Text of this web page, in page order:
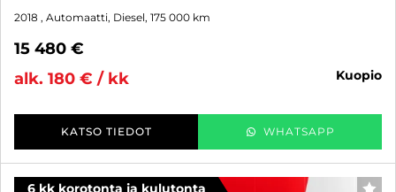
2018 , Automaatti, Diesel, 175 000 km
15 480 €
alk. 180 € / kk
kuopio
KATSO TIEDOT WHATSAPP
6 kk korotonta ja kulutonta